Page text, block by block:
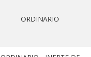
ORDINARIO